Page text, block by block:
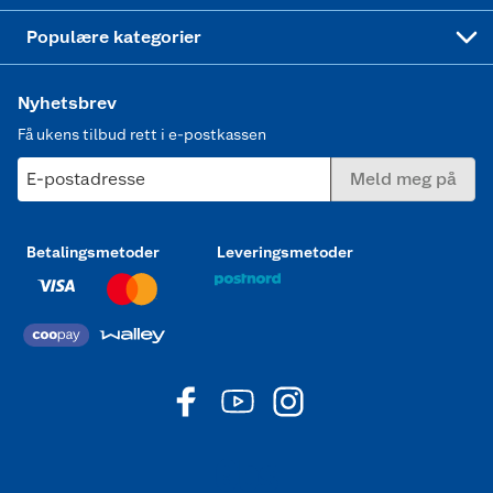
Populære kategorier
Nyhetsbrev
Få ukens tilbud rett i e-postkassen
E-postadresse Meld meg på
Betalingsmetoder Leveringsmetoder